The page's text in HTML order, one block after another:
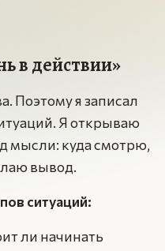
в действии»
Поэтому я записал
Я открываю
мысли: куда смотрю,
вывод.
ситуаций:
ли начинать